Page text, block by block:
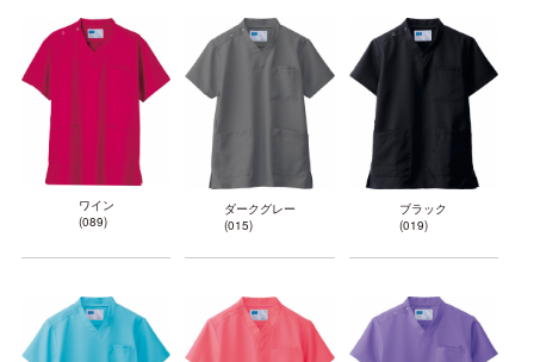
ワイン
(089)
ダークグレー
(015)
ブラック
(019)